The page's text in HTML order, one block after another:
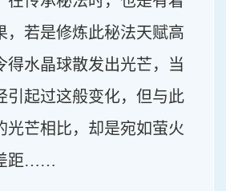
，若是修炼此秘法天赋高
得水晶球散发出光芒，当
引起过这般变化，但与此
光芒相比，却是宛如萤火
距……